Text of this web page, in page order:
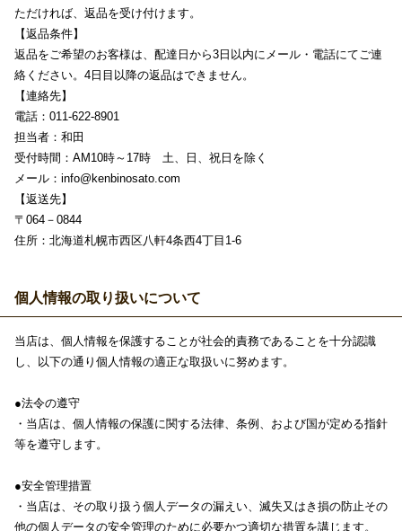
ただければ、返品を受け付けます。
【返品条件】
返品をご希望のお客様は、配達日から3日以内にメール・電話にてご連
絡ください。4日目以降の返品はできません。
【連絡先】
電話：011-622-8901
担当者：和田
受付時間：AM10時～17時 土、日、祝日を除く
メール：info@kenbinosato.com
【返送先】
〒064－0844
住所：北海道札幌市西区八軒4条西4丁目1-6
個人情報の取り扱いについて
当店は、個人情報を保護することが社会的責務であることを十分認識
し、以下の通り個人情報の適正な取扱いに努めます。
●法令の遵守
・当店は、個人情報の保護に関する法律、条例、および国が定める指針
等を遵守します。
●安全管理措置
・当店は、その取り扱う個人データの漏えい、滅失又はき損の防止その
他の個人データの安全管理のために必要かつ適切な措置を講じます。